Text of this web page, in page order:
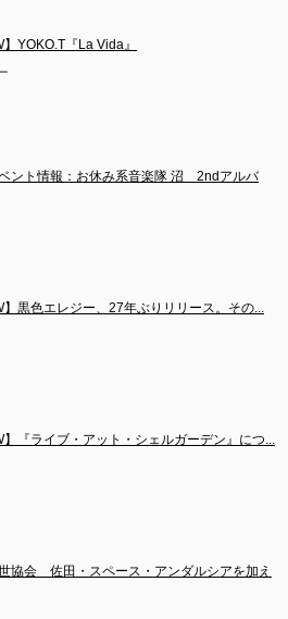
】YOKO.T『La Vida』
ント情報：お休み系音楽隊 沼　2ndアルバ
】黒色エレジー、27年ぶりリリース。その...
】『ライブ・アット・シェルガーデン』につ...
協会　佐田・スペース・アンダルシアを加え